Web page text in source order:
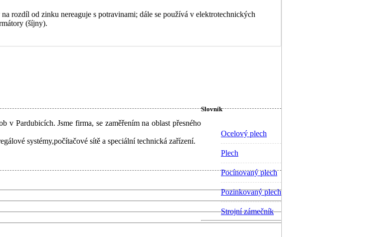
rozdíl od zinku nereaguje s potravinami; dále se používá v elektrotechnických
(šíjny).
Slovník
Ocelový plech
Plech
Pocínovaný plech
Pozinkovaný plech
Strojní zámečník
v Pardubicích. Jsme firma, se zaměřením na oblast přesného
systémy,počítačové sítě a speciální technická zařízení.